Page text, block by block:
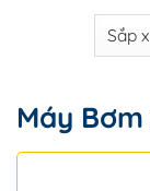
Máy